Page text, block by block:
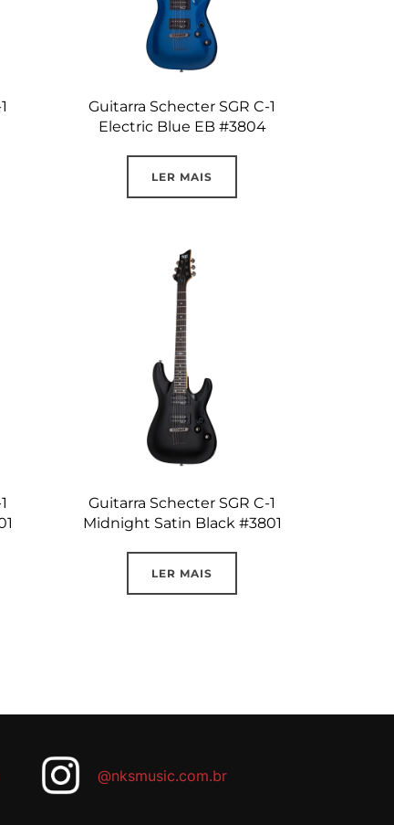
Guitarra Schecter SGR C-1
Electric Blue EB #3804
LER MAIS
Guitarra Schecter SGR C-1
Midnight Satin Black #3801
LER MAIS
@nksmusic.com.br